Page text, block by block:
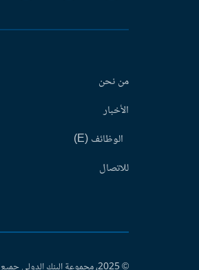
من نحن
الأخبار
الوظائف (E)
للاتصال